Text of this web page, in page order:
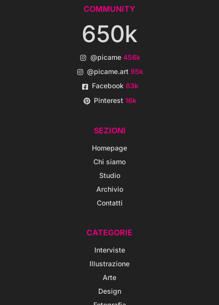
COMMUNITY
650k
@picame 456k
@picame.art95k
Facebook83k
Pinterest16k
SEZIONI
Homepage
Chi siamo
Studio
Archivio
Contatti
CATEGORIE
Interviste
Illustrazione
Arte
Design